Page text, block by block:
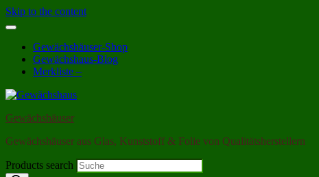
Skip to the content
Gewächshäuser-Shop
Gewächshaus-Blog
Merkliste –
Gewächshäuser
Gewächshäuser aus Glas, Kunststoff & Folie von Qualitätsherstellern
Products search